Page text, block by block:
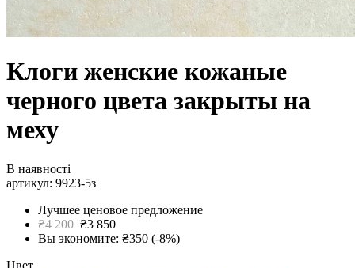
Клоги женские кожаные
черного цвета закрыты на
меху
В наявності
артикул: 9923-5з
Лучшее ценовое предложение
₴4 200 ₴3 850
Вы экономите: ₴350 (-8%)
Цвет